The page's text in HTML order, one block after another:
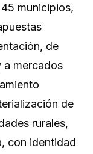
municipios,
de
a mercados
de
rurales,
con identidad